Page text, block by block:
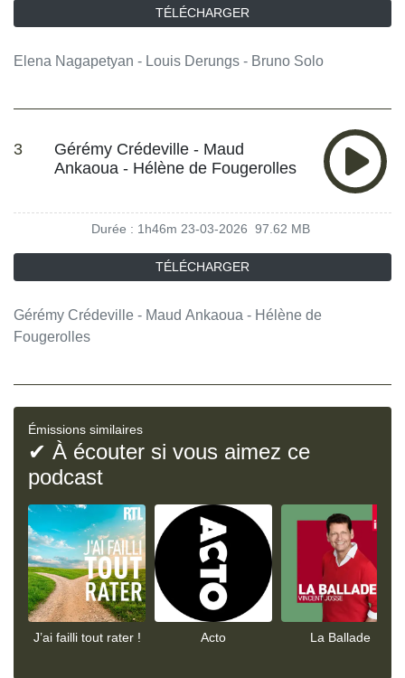
TÉLÉCHARGER
Elena Nagapetyan - Louis Derungs - Bruno Solo
3
Gérémy Crédeville - Maud
Ankaoua - Hélène de Fougerolles
Durée : 1h46m 23-03-2026 97.62 MB
TÉLÉCHARGER
Gérémy Crédeville - Maud Ankaoua - Hélène de
Fougerolles
Émissions similaires
✔ À écouter si vous aimez ce
podcast
J’ai failli tout rater ! Acto La Ballade